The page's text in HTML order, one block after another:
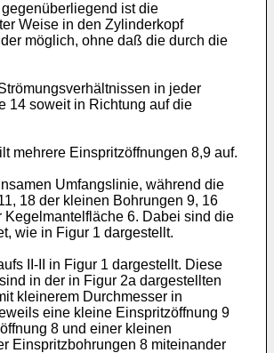
ist die
Weise in den Zylinderkopf
möglich, ohne daß die durch die
in jeder
14 soweit in Richtung auf die
mehrere Einspritzöffnungen 8,9 auf.
Umfangslinie, während die
18 der kleinen Bohrungen 9, 16
Kegelmantelfläche 6. Dabei sind die
wie in Figur 1 dargestellt.
II-II in Figur 1 dargestellt. Diese
in der in Figur 2a dargestellten
kleinerem Durchmesser in
eine kleine Einspritzöffnung 9
8 und einer kleinen
Einspritzbohrungen 8 miteinander